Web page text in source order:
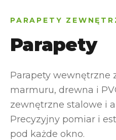
PARAPETY
Parapety
Parapety wewnętrzne
marmuru, drewna i
zewnętrzne stalowe i
Precyzyjny pomiar i
pod każde okno.